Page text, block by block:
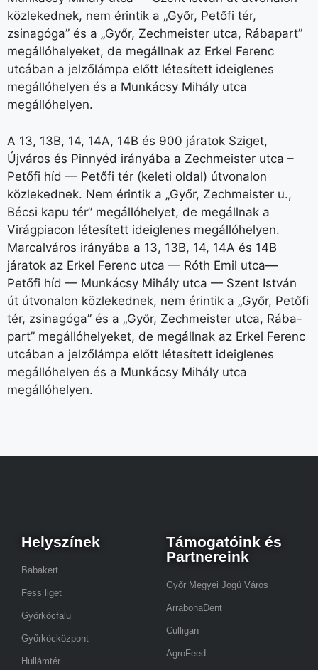
közlekednek, nem érintik a „Győr, Petőfi tér,
zsinagóga” és a „Győr, Zechmeister utca, Rábapart”
megállóhelyeket, de megállnak az Erkel Ferenc
utcában a jelzőlámpa előtt létesített ideiglenes
megállóhelyen és a Munkácsy Mihály utca
megállóhelyen.
A 13, 13B, 14, 14A, 14B és 900 járatok Sziget,
Újváros és Pinnyéd irányába a Zechmeister utca –
Petőfi híd — Petőfi tér (keleti oldal) útvonalon
közlekednek. Nem érintik a „Győr, Zechmeister u.,
Bécsi kapu tér” megállóhelyet, de megállnak a
Virágpiacon létesített ideiglenes megállóhelyen.
Marcalváros irányába a 13, 13B, 14, 14A és 14B
járatok az Erkel Ferenc utca — Róth Emil utca—
Petőfi híd — Munkácsy Mihály utca — Szent István
út útvonalon közlekednek, nem érintik a „Győr, Petőfi
tér, zsinagóga” és a „Győr, Zechmeister utca, Rába-
part” megállóhelyeket, de megállnak az Erkel Ferenc
utcában a jelzőlámpa előtt létesített ideiglenes
megállóhelyen és a Munkácsy Mihály utca
megállóhelyen.
Helyszínek
Babakert
Fess liget
Győrkőcfalu
Győrköcközpont
Hullámtér
Támogatóink és
Partnereink
Győr Megyei Jogú Város
ArrabonaDent
Culligan
AgroFeed